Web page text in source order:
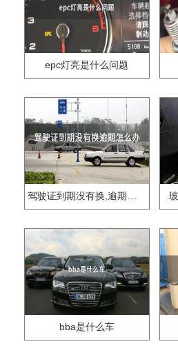
epc灯亮是什么问题
驾驶证到期没有换,逾期怎么办??
bba是什么车